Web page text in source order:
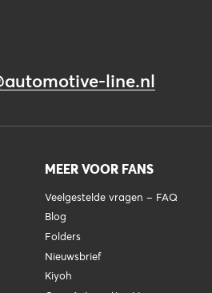
line.nl
MEER VOOR FANS
Veelgestelde vragen – FAQ
Blog
Folders
Nieuwsbrief
Kiyoh